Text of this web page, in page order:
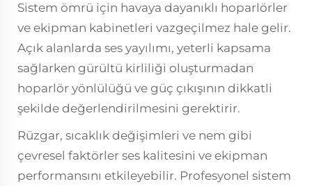
Sistem ömrü için havaya dayanıklı hoparlörler
ve ekipman kabinetleri vazgeçilmez hale gelir.
Açık alanlarda ses yayılımı, yeterli kapsama
sağlarken gürültü kirliliği oluşturmadan
hoparlör yönlülüğü ve güç çıkışının dikkatli
şekilde değerlendirilmesini gerektirir.
Rüzgar, sıcaklık değişimleri ve nem gibi
çevresel faktörler ses kalitesini ve ekipman
performansını etkileyebilir. Profesyonel sistem